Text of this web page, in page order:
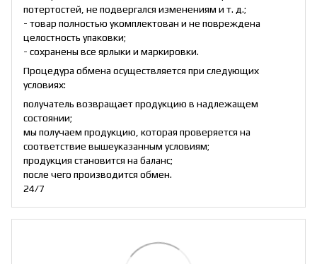
потертостей, не подвергался изменениям и т. д.;
- товар полностью укомплектован и не повреждена
целостность упаковки;
- сохранены все ярлыки и маркировки.
Процедура обмена осуществляется при следующих
условиях:
получатель возвращает продукцию в надлежащем
состоянии;
мы получаем продукцию, которая проверяется на
соответствие вышеуказанным условиям;
продукция становится на баланс;
после чего производится обмен.
24/7